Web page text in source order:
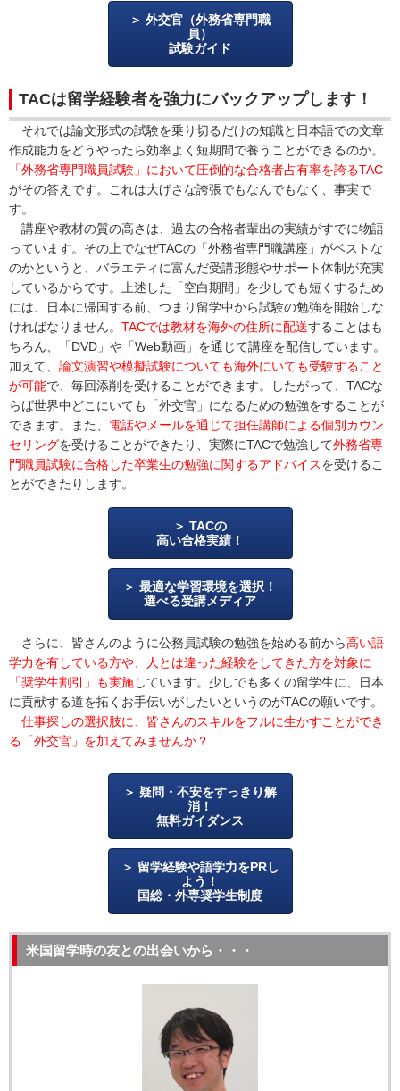
外交官（外務省専門職
員）
試験ガイド
TACは留学経験者を強力にバックアップします！
それでは論文形式の試験を乗り切るだけの知識と日本語での文章
作成能力をどうやったら効率よく短期間で養うことができるのか。
「外務省専門職員試験」において圧倒的な合格者占有率を誇るTAC
がその答えです。これは大げさな誇張でもなんでもなく、事実で
す。
講座や教材の質の高さは、過去の合格者輩出の実績がすでに物語
っています。その上でなぜTACの「外務省専門職講座」がベストな
のかというと、バラエティに富んだ受講形態やサポート体制が充実
しているからです。上述した「空白期間」を少しでも短くするため
には、日本に帰国する前、つまり留学中から試験の勉強を開始しな
ければなりません。 TACでは教材を海外の住所に配送することはも
ちろん、「DVD」や「Web動画」を通じて講座を配信しています。
加えて、 論文演習や模擬試験についても海外にいても受験すること
が可能で、毎回添削を受けることができます。したがって、TACな
らば世界中どこにいても「外交官」になるための勉強をすることが
できます。また、 電話やメールを通じて担任講師による個別カウン
セリングを受けることができたり、実際にTACで勉強して外務省専
門職員試験に合格した卒業生の勉強に関するアドバイスを受けるこ
とができたりします。
TACの
高い合格実績！
最適な学習環境を選択！
選べる受講メディア
さらに、皆さんのように公務員試験の勉強を始める前から高い語
学力を有している方や、人とは違った経験をしてきた方を対象に
「奨学生割引」も実施しています。少しでも多くの留学生に、日本
に貢献する道を拓くお手伝いがしたいというのがTACの願いです。
仕事探しの選択肢に、皆さんのスキルをフルに生かすことができ
る「外交官」を加えてみませんか？
疑問・不安をすっきり解
消！
無料ガイダンス
留学経験や語学力をPRし
よう！
国総・外専奨学生制度
米国留学時の友との出会いから・・・